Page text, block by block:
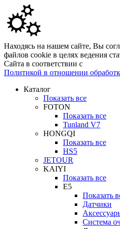
Находясь на нашем сайте, Вы
файлов cookie в целях ведения
Сайта в соответствии с
Политикой в отношении
Каталог
Показать все
FOTON
Показать все
Tunland V7
HONGQI
Показать все
HS5
JETOUR
KAIYI
Показать все
E5
Показать
Датчики
Система